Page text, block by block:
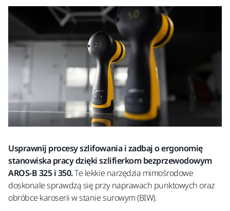
Usprawnij procesy szlifowania i zadbaj o ergonomię
stanowiska pracy dzięki szlifierkom bezprzewodowym
AROS-B 325 i 350.Te lekkie narzędzia mimośrodowe
doskonale sprawdzą się przy naprawach punktowych oraz
obróbce karoserii w stanie surowym (BIW).